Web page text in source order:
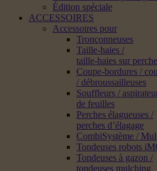
Édition spéciale
ACCESSOIRES
Accessoires pour
Tronçonneuses
Taille-haies /
taille-haies sur perche
Coupe-bordures /
/ débroussailleuses
Souffleurs /
de feuilles
Perches élagueuses /
perches d’élagage
CombiSystème /
Tondeuses robots
Tondeuses à gazon /
tondeuses mulching